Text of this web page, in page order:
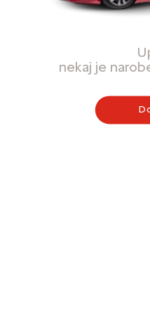
nekaj je